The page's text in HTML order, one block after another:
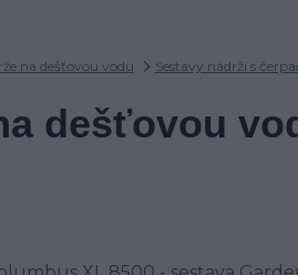
na dešťovou vodu Sestavy nádrží s
dešťovou